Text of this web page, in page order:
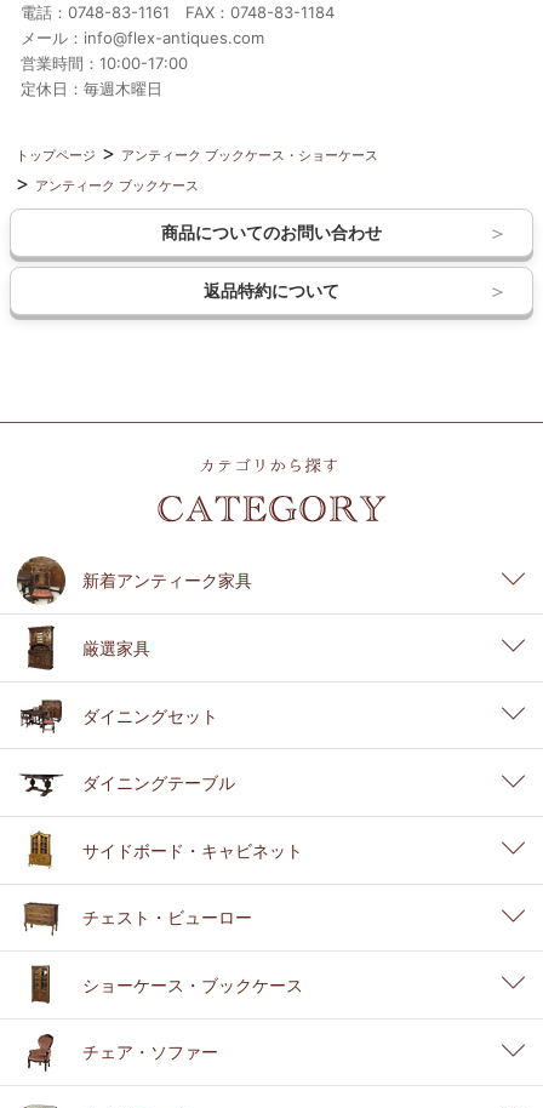
電話：0748-83-1161 FAX：0748-83-1184
メール：info@flex-antiques.com
営業時間：10:00-17:00
定休日：毎週木曜日
トップページ
アンティーク ブックケース・ショーケース
アンティーク ブックケース
商品についてのお問い合わせ
返品特約について
新着アンティーク家具
厳選家具
ダイニングセット
ダイニングテーブル
サイドボード・キャビネット
チェスト・ビューロー
ショーケース・ブックケース
チェア・ソファー